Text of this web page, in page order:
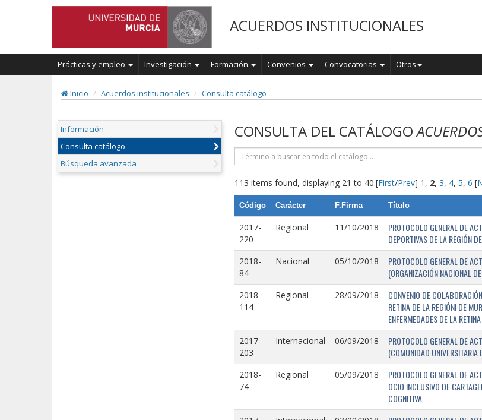
ACUERDOS INSTITUCIONALES
Prácticas y empleo Investigación Formación Convenios Convocatorias Otros
Inicio Acuerdos institucionales Consulta catálogo
Información
Consulta catálogo
Búsqueda avanzada
CONSULTA DEL CATÁLOGO
113 items found, displaying 21 to 40.[First/Prev] 1 , 2, 3, 4, 5, 6 [
Código Carácter F.Firma Título
2017-
220
Regional 11/10/2018
PROTOCOLO GENERAL DE
DEPORTIVAS DE LA REGIÓN
2018-
84
Nacional 05/10/2018
PROTOCOLO GENERAL DE
(ORGANIZACIÓN NACIONAL
2018-
114
Regional 28/09/2018
CONVENIO DE
RETINA DE LA REGIÓNI DE
ENFERMEDADES DE LA RETINA
2017-
203
Internacional 06/09/2018
PROTOCOLO GENERAL DE
(COMUNIDAD UNIVERSITARIA
2018-
74
Regional 05/09/2018
PROTOCOLO GENERAL DE
OCIO INCLUSIVO DE
COGNITIVA